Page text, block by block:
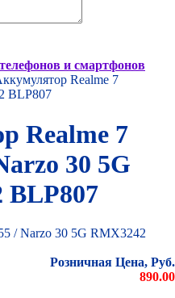
и смартфонов
Realme 7
BLP807
Realme 7
30 5G
BLP807
Розничная Цена, Руб.
890.00